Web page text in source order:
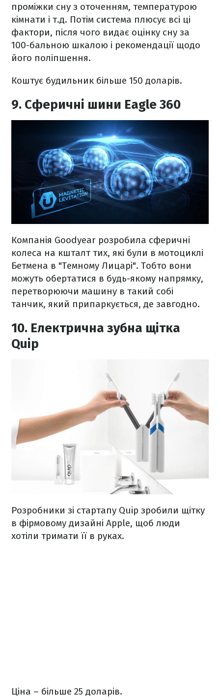
проміжки сну з оточенням, температурою
кімнати і т.д. Потім система плюсує всі ці
фактори, після чого видає оцінку сну за
100-бальною шкалою і рекомендації щодо
його поліпшення.
Коштує будильник більше 150 доларів.
9. Сферичні шини Eagle 360
Компанія Goodyear розробила сферичні
колеса на кшталт тих, які були в мотоциклі
Бетмена в "Темному Лицарі". Тобто вони
можуть обертатися в будь-якому напрямку,
перетворюючи машину в такий собі
танчик, який припаркується, де завгодно.
10. Електрична зубна щітка
Quip
Розробники зі стартапу Quip зробили щітку
в фірмовому дизайні Apple, щоб люди
хотіли тримати її в руках.
Ціна – більше 25 доларів.